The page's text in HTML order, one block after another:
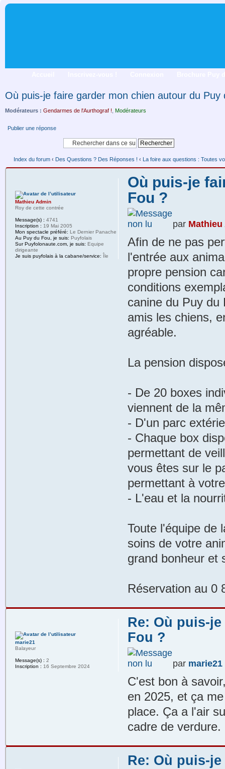
Où puis-je faire garder mon chien autour du Puy
Modérateurs : Gendarmes de l'Aurthograf ! Modérateurs
Publier une réponse
Index du forum ‹ Des Questions ? Des Réponses ! ‹ La foire aux questions : Toutes
Où puis-je
Fou ?
par
Afin de ne pas
l'entrée aux
propre pension
conditions
canine du Puy du
amis les chiens,
agréable.
La pension
- De 20 boxes
viennent de la
- D'un parc
- Chaque box
permettant de
vous êtes sur le
permettant à
- L'eau et la
Toute l'équipe de
soins de votre
grand bonheur et
Réservation au 0
Mathieu Admin
Roy de cette contrée
Message(s) : 4741
Inscription : 19 Mai 2005
Mon spectacle préféré: Le Dernier Panache
Au Puy du Fou, je suis: Puyfolais
Sur Puyfolonaute.com, je suis: Equipe
dirigeante
Je suis puyfolais à la cabane/service: Île
Re: Où puis-
Fou ?
par marie21
C'est bon à
en 2025, et ça
place. Ça a l'air
cadre de verdure.
marie21
Balayeur
Message(s) : 2
Inscription : 16 Septembre 2024
Re: Où puis-